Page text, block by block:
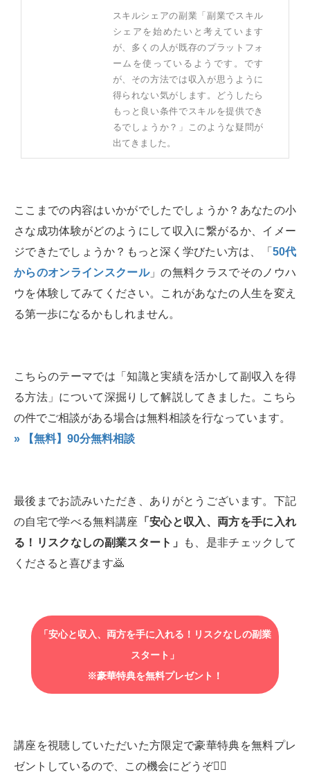
スキルシェアの副業「副業でスキル
シェアを始めたいと考えています
が、多くの人が既存のプラットフォ
ームを使っているようです。です
が、その方法では収入が思うように
得られない気がします。どうしたら
もっと良い条件でスキルを提供でき
るでしょうか？」このような疑問が
出てきました。
ここまでの内容はいかがでしたでしょうか？あなたの小
さな成功体験がどのようにして収入に繋がるか、イメー
ジできたでしょうか？もっと深く学びたい方は、「 50代
からのオンラインスクール」の無料クラスでそのノウハ
ウを体験してみてください。これがあなたの人生を変え
る第一歩になるかもしれません。
こちらのテーマでは「知識と実績を活かして副収入を得
る方法」について深掘りして解説してきました。こちら
の件でご相談がある場合は無料相談を行なっています。
» 【無料】90分無料相談
最後までお読みいただき、ありがとうございます。下記
の自宅で学べる無料講座 「安心と収入、両方を手に入れ
る！リスクなしの副業スタート」
も、是非チェックして
くださると喜びます🙇‍
「安心と収入、両方を手に入れる！リスクなしの副業
スタート」
※豪華特典を無料プレゼント！
講座を視聴していただいた方限定で豪華特典を無料プレ
ゼントしているので、この機会にどうぞ💁‍♂️